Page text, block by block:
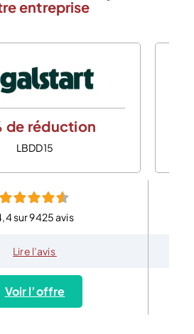
entreprise
de réduction
LBDD15
sur 9425 avis
Lire l’avis
Voir l’offre